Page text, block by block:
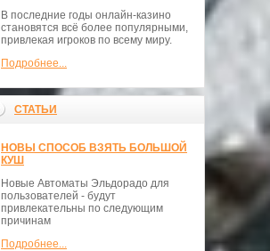
В последние годы онлайн-казино
становятся всё более популярными,
привлекая игроков по всему миру.
Подробнее...
СТАТЬИ
НОВЫ СПОСОБ ВЗЯТЬ БОЛЬШОЙ
КУШ
Новые Автоматы Эльдорадо для
пользователей - будут
привлекательны по следующим
причинам
Подробнее...